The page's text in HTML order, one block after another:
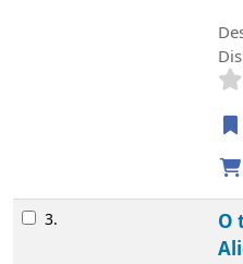
3. O